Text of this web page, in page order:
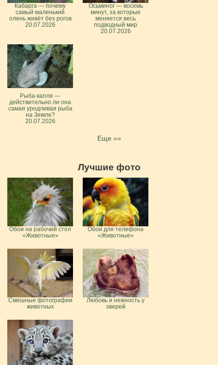
Кабарга — почему
самый маленький
олень живёт без рогов
20.07.2026
Осьминог — восемь
минут, за которые
меняется весь
подводный мир
20.07.2026
Рыба-капля —
действительно ли она
самая уродливая рыба
на Земле?
20.07.2026
Еще »»
Лучшие фото
Обои на рабочий стол
«Животные»
Обои для телефона
«Животные»
Смешные фотографии
животных
Любовь и нежность у
зверей